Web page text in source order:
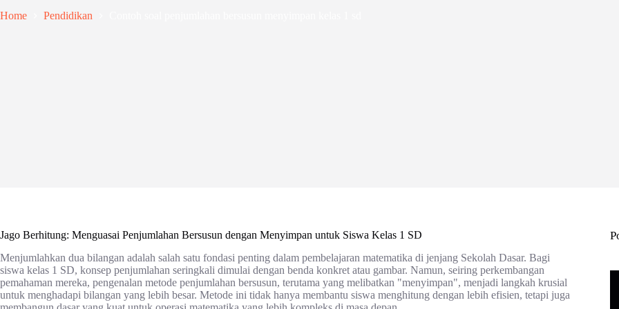
Home Pendidikan
Jago Berhitung: Menguasai Penjumlahan Bersusun dengan Menyimpan untuk Siswa Kelas 1 SD
Menjumlahkan dua bilangan adalah salah satu fondasi penting dalam pembelajaran matematika di jenjang Sekolah Dasar. Bagi
siswa kelas 1 SD, konsep penjumlahan seringkali dimulai dengan benda konkret atau gambar. Namun, seiring perkembangan
pemahaman mereka, pengenalan metode penjumlahan bersusun, terutama yang melibatkan "menyimpan", menjadi langkah krusial
untuk menghadapi bilangan yang lebih besar. Metode ini tidak hanya membantu siswa menghitung dengan lebih efisien, tetapi juga